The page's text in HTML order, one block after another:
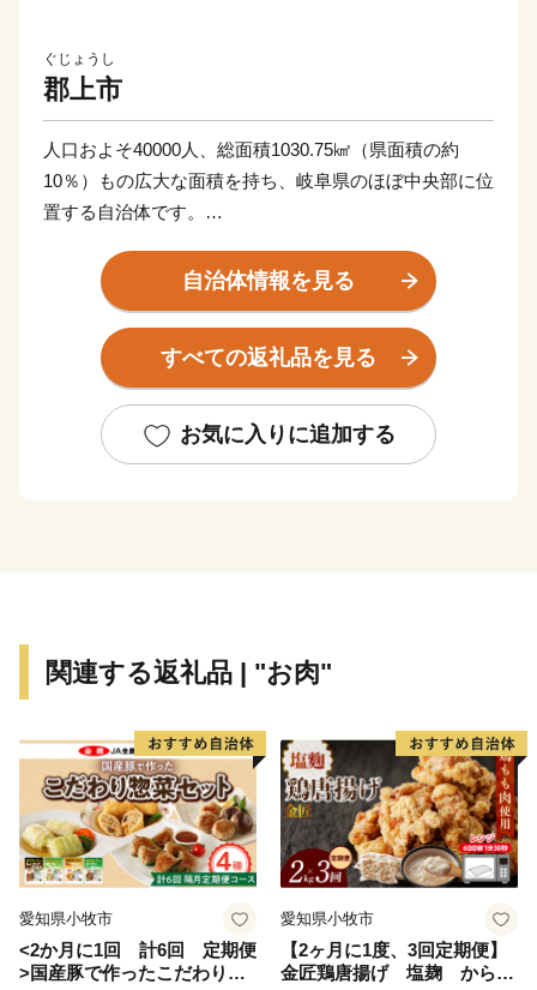
ぐじょうし
郡上市
人口およそ40000人、総面積1030.75㎢（県面積の約
10％）もの広大な面積を持ち、岐阜県のほぼ中央部に位
置する自治体です。
豊かな自然と調和した生活のもと、郡上鮎や明宝ハムな
どの美味しい食べ物、ラフティングやスキー、スノーボ
ードといったアウトドアスポーツ、郡上おどりや白鳥お
どりに代表される伝統文化を堪能することができます。
郡上八幡城を戴く水と踊りの城下町、八幡町。
る、明宝。
町。
個性豊かな七郷(ななさと)が、あなたをお待ちしていま
す。
まずは返礼品で郡上の魅力をお楽しみいただき、その上
自治体情報を見る
すべての返礼品を見る
お気に入りに追加する
関連する返礼品 | "お肉"
愛知県小牧市
<2か月に1回 計6回 定期便
>国産豚で作ったこだわり惣
愛知県小牧市
【2ヶ月に1度、3回定期便】
金匠鶏唐揚げ 塩麹 からあ